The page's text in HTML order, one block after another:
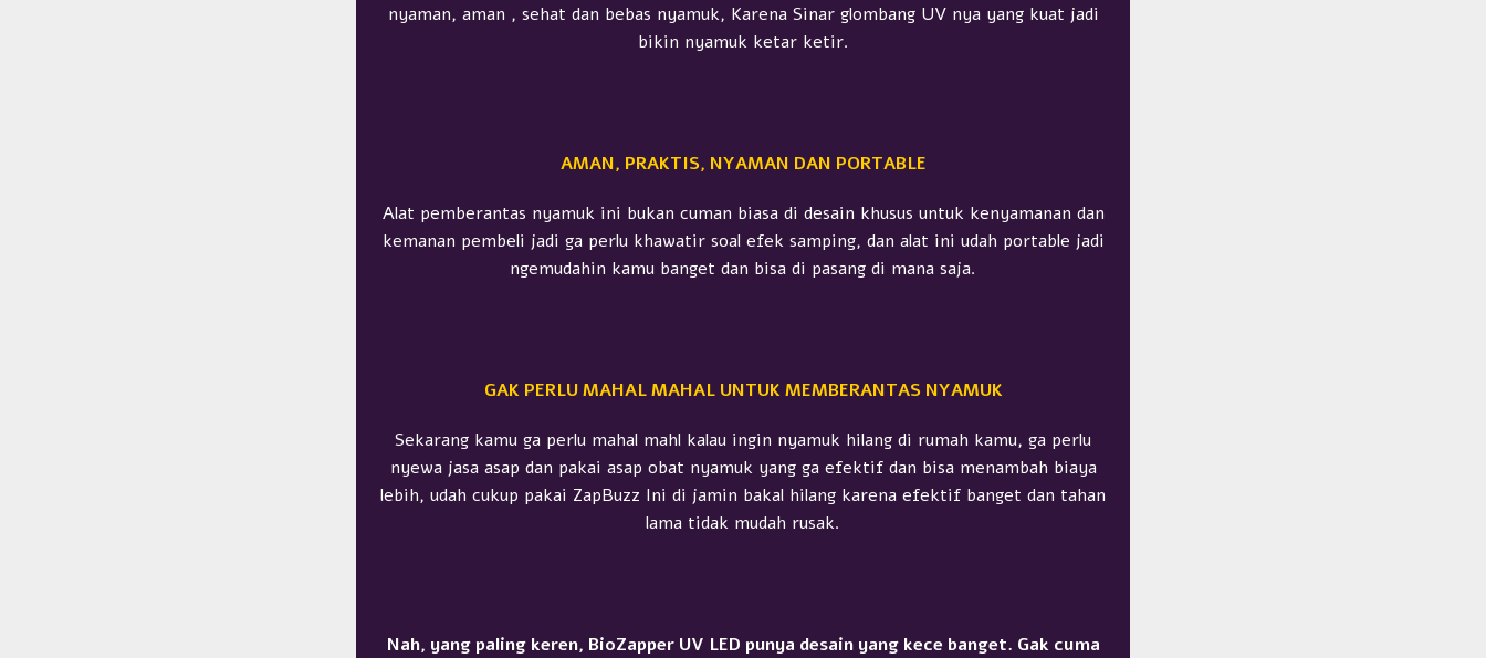
nyaman, aman , sehat dan bebas nyamuk, Karena Sinar glombang UV nya yang kuat jadi
bikin nyamuk ketar ketir.
AMAN, PRAKTIS, NYAMAN DAN PORTABLE
Alat pemberantas nyamuk ini bukan cuman biasa di desain khusus untuk kenyamanan dan
kemanan pembeli jadi ga perlu khawatir soal efek samping, dan alat ini udah portable jadi
ngemudahin kamu banget dan bisa di pasang di mana saja.
GAK PERLU MAHAL MAHAL UNTUK MEMBERANTAS NYAMUK
Sekarang kamu ga perlu mahal mahl kalau ingin nyamuk hilang di rumah kamu, ga perlu
nyewa jasa asap dan pakai asap obat nyamuk yang ga efektif dan bisa menambah biaya
lebih, udah cukup pakai ZapBuzz Ini di jamin bakal hilang karena efektif banget dan tahan
lama tidak mudah rusak.
Nah, yang paling keren, BioZapper UV LED punya desain yang kece banget. Gak cuma